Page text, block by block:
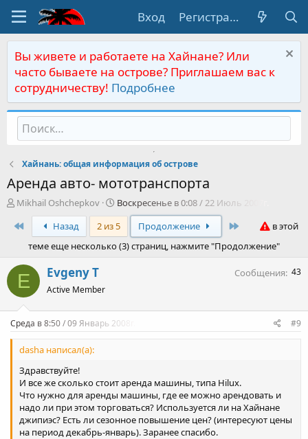
Вход Регистрация
Вы живете и работаете на Хайнане? Или
часто бываете на острове? Приглашаем вас к
сотрудничеству! Подробнее
Хайнань: общая информация об острове
Аренда авто- мототранспорта
А
т
т
е
м
ы
Mikhail Oshchepkov
Д
а
т
а
н
а
Воскресенье в 0:08 / 22 Июль 2007г.
Назад 2 из 5 Продолжение
в этой
теме еще несколько (3) страниц, нажмите "Продолжение"
E Evgeny T
Active Member
Сообщения 43
Среда в 8:50 / 09 Январь 2008г. #9
dasha написал(а):
Здравствуйте!
И все же сколько стоит аренда машины, типа Hilux.
Что нужно для аренды машины, где ее можно арендовать и
надо ли при этом торговаться? Используется ли на Хайнане
джипиэс? Есть ли сезонное повышение цен? (интересуют цены
на период декабрь-январь). Заранее спасибо.